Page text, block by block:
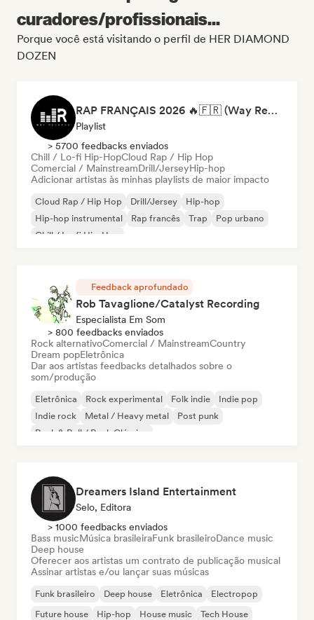
curadores/profissionais...
Porque você está visitando o perfil de HER DIAMOND
DOZEN
RAP FRANÇAIS 2026 🔥🇫🇷 (Way Records)
Playlist
> 5700 feedbacks enviados
Chill / Lo-fi Hip-HopCloud Rap / Hip Hop
Comercial / MainstreamDrill/JerseyHip-hop
Adicionar artistas às minhas playlists de maior impacto
Cloud Rap / Hip Hop Drill/Jersey
Hip-hop
Hip-hop instrumental
Rap francês Trap
Pop urbano
Chill / Lo-fi Hip-Hop
Feedback aprofundado
Rob Tavaglione/Catalyst Recording
Especialista Em Som
> 800 feedbacks enviados
Rock alternativoComercial / MainstreamCountry
Dream popEletrônica
Dar aos artistas feedbacks detalhados sobre o
som/produção
Eletrônica Rock experimental Folk indie
Indie pop
Indie rock
Metal / Heavy metal
Post punk
Rock & Roll / Rock Clássico
Dreamers Island Entertainment
Selo, Editora
> 1000 feedbacks enviados
Bass musicMúsica brasileiraFunk brasileiroDance music
Deep house
Oferecer aos artistas um contrato de publicação musical
Assinar artistas e/ou lançar suas músicas
Funk brasileiro Deep house Eletrônica
Electropop
Future house
Hip-hop House music Tech House